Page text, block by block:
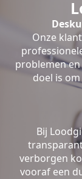
Onze
problemen
doel is
Bij
verborgen
vooraf een